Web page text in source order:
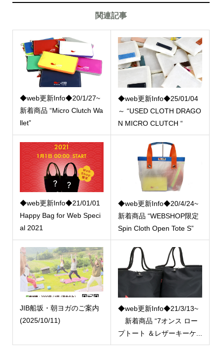
関連記事
◆web更新Info◆20/1/27~
新着商品 “Micro Clutch Wa
llet”
◆web更新Info◆25/01/04
～ “USED CLOTH DRAGO
N MICRO CLUTCH “
◆web更新Info◆21/01/01
Happy Bag for Web Speci
al 2021
◆web更新Info◆20/4/24~
新着商品 “WEBSHOP限定
Spin Cloth Open Tote S”
JIB船坂・朝ヨガのご案内
(2025/10/11)
◆web更新Info◆21/3/13~
新着商品 “7オンス ロー
プトート ＆レザーキーケ...